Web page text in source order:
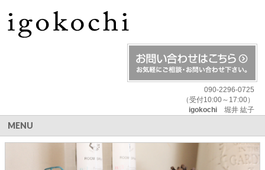
090-2296-0725
（受付10:00～17:00）
igokochi堀井 紘子
MENU